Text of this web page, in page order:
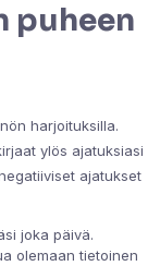
puheen
harjoituksilla.
ylös ajatuksiasi
ajatukset
joka päivä.
olemaan tietoinen